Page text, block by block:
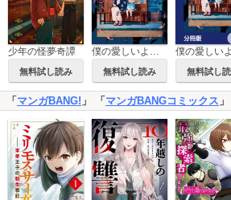
少年の怪夢奇譚
無料試し読み 無料試し読み 無料試し
「マンガBANG! 」 「マンガBANGコミックス